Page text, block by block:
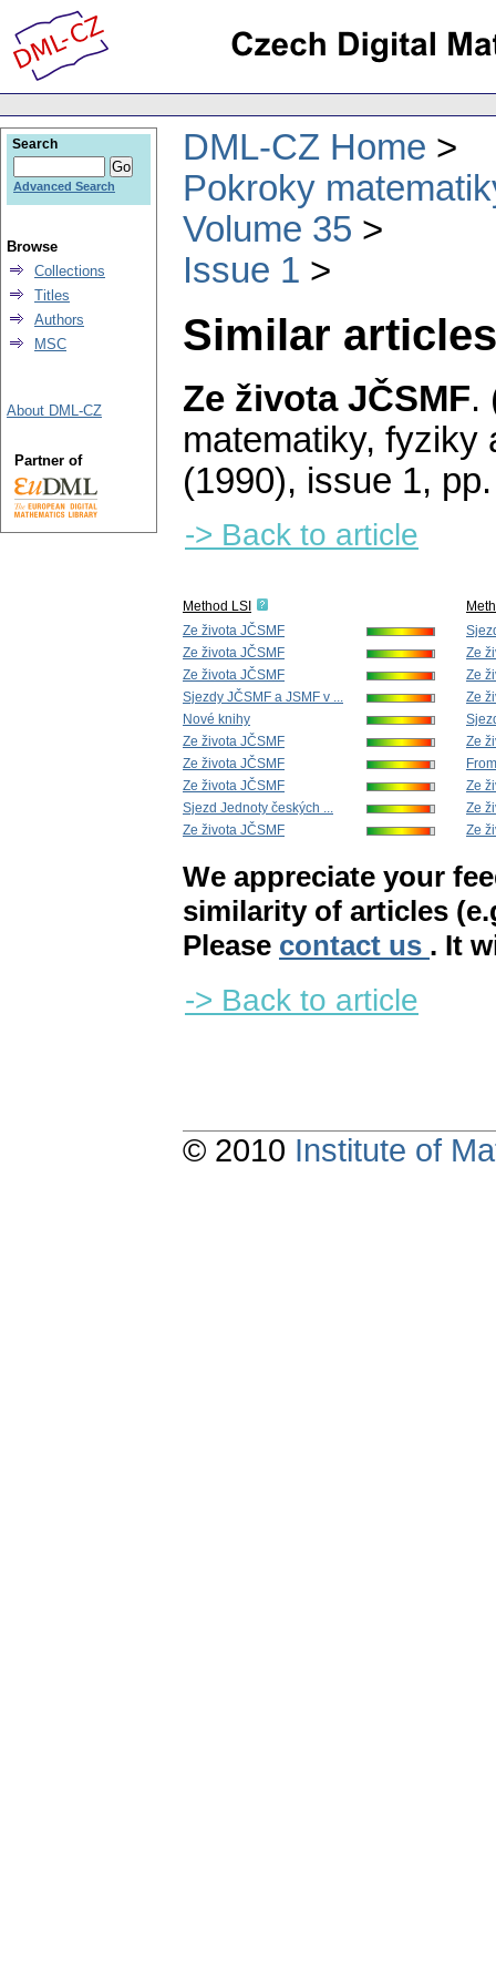
DML-CZ Home
Pokroky
Volume 35
Issue 1
Similar
Ze života JČSMF.
matematiky, fyziky
(1990), issue 1,
-> Back to article
Method LSI
Ze života JČSMF
Ze života JČSMF
Ze života JČSMF
Sjezdy JČSMF a JSMF v ...
Nové knihy
Ze života JČSMF
Ze života JČSMF
Ze života JČSMF
Sjezd Jednoty českých ...
Ze života JČSMF
Ze
Ze
Ze
Ze
Ze
Ze
Ze
We appreciate your
similarity of articles
Please contact us . It
-> Back to article
Search
Advanced Search
Browse
Collections
Titles
Authors
MSC
About DML-CZ
Partner of
© 2010 Institute of